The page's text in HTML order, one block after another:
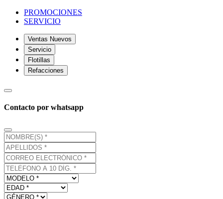
PROMOCIONES
SERVICIO
Ventas Nuevos
Servicio
Flotillas
Refacciones
Contacto por whatsapp